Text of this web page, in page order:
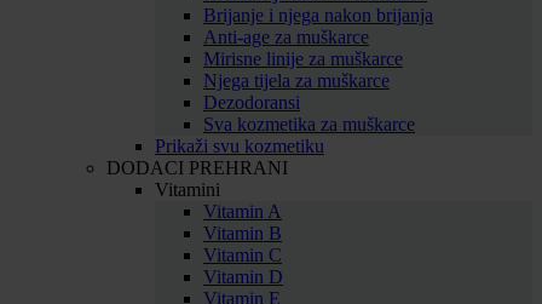
Brijanje i njega nakon brijanja
Anti-age za muškarce
Mirisne linije za muškarce
Njega tijela za muškarce
Dezodoransi
Sva kozmetika za muškarce
Prikaži svu kozmetiku
DODACI PREHRANI
Vitamini
Vitamin A
Vitamin B
Vitamin C
Vitamin D
Vitamin E